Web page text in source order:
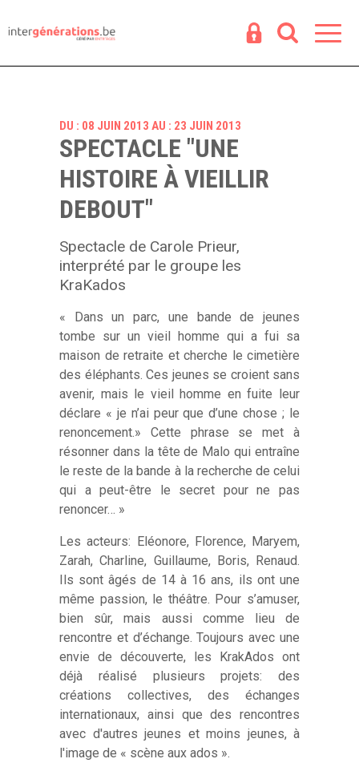
DU : 08 JUIN 2013 AU : 23 JUIN 2013
SPECTACLE "UNE
HISTOIRE À VIEILLIR
DEBOUT"
Spectacle de Carole Prieur,
interprété par le groupe les
KraKados
« Dans un parc, une bande de jeunes
tombe sur un vieil homme qui a fui sa
maison de retraite et cherche le cimetière
des éléphants. Ces jeunes se croient sans
avenir, mais le vieil homme en fuite leur
déclare « je n’ai peur que d’une chose ; le
renoncement.» Cette phrase se met à
résonner dans la tête de Malo qui entraîne
le reste de la bande à la recherche de celui
qui a peut-être le secret pour ne pas
renoncer… »
Les acteurs: Eléonore, Florence, Maryem,
Zarah, Charline, Guillaume, Boris, Renaud.
Ils sont âgés de 14 à 16 ans, ils ont une
même passion, le théâtre. Pour s’amuser,
bien sûr, mais aussi comme lieu de
rencontre et d’échange. Toujours avec une
envie de découverte, les KrakAdos ont
déjà réalisé plusieurs projets: des
créations collectives, des échanges
internationaux, ainsi que des rencontres
avec d'autres jeunes et moins jeunes, à
l'image de « scène aux ados ».